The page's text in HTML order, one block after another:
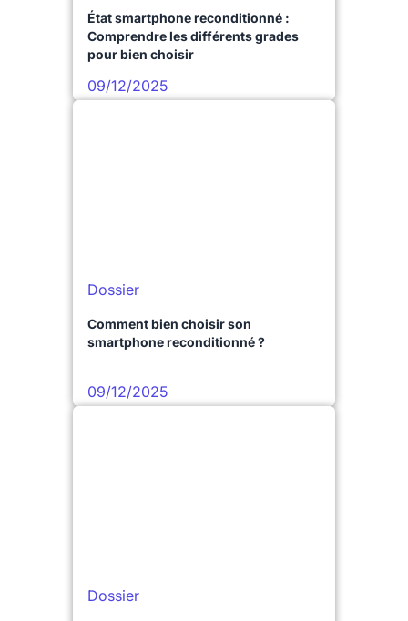
État smartphone reconditionné :
Comprendre les différents grades
pour bien choisir
09/12/2025
Dossier
Comment bien choisir son
smartphone reconditionné ?
09/12/2025
Dossier